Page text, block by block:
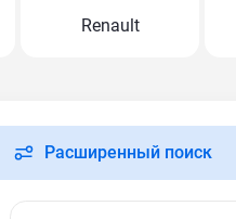
Renault
Расширенный поиск